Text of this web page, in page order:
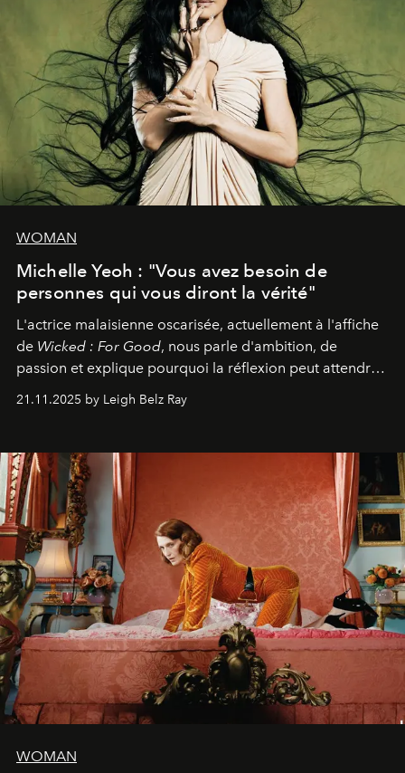
WOMAN
Michelle Yeoh : "Vous avez besoin de
personnes qui vous diront la vérité"
L'actrice malaisienne oscarisée, actuellement à l'affiche
de Wicked : For Good, nous parle d'ambition, de
passion et explique pourquoi la réflexion peut attendre.
Elle avoue :
"C'est libérateur d'interpréter un
personnage qui dit : 'C'est mon désir, mon ambition, ma
21.11.2025 by Leigh Belz Ray
WOMAN